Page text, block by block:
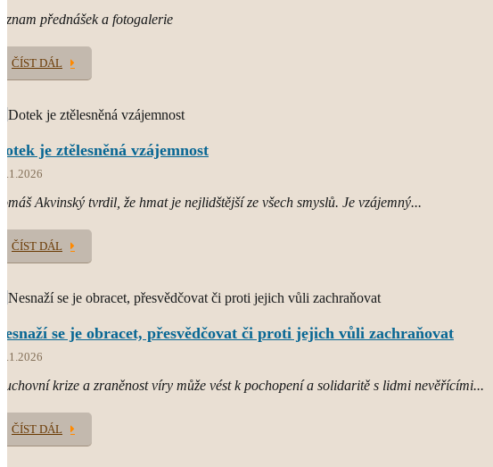
přednášek a fotogalerie
ČÍST DÁL
je ztělesněná vzájemnost
Akvinský tvrdil, že hmat je nejlidštější ze všech smyslů. Je vzájemný...
ČÍST DÁL
se je obracet, přesvědčovat či proti jejich vůli zachraňovat
krize a zraněnost víry může vést k pochopení a solidaritě s lidmi nevěřícími...
ČÍST DÁL